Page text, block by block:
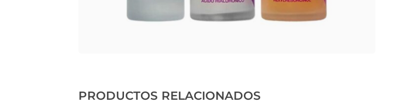
PRODUCTOS RELACIONADOS